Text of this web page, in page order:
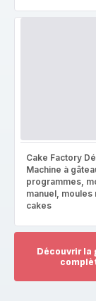
Cake Factory
Machine à
programmes,
manuel, moules
cakes
Découvrir la